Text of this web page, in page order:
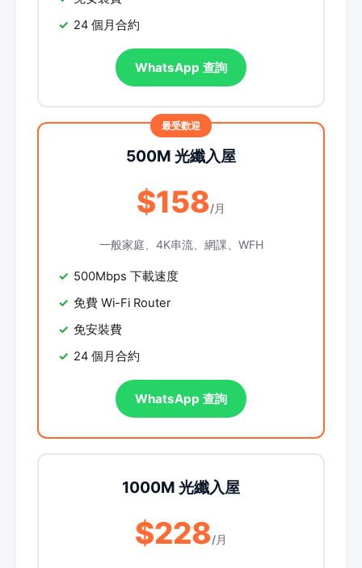
24 個月合約
WhatsApp 查詢
500M 光纖入屋
$158/月
一般家庭、4K串流、網課、WFH
500Mbps 下載速度
免費 Wi-Fi Router
免安裝費
24 個月合約
WhatsApp 查詢
1000M 光纖入屋
$228/月